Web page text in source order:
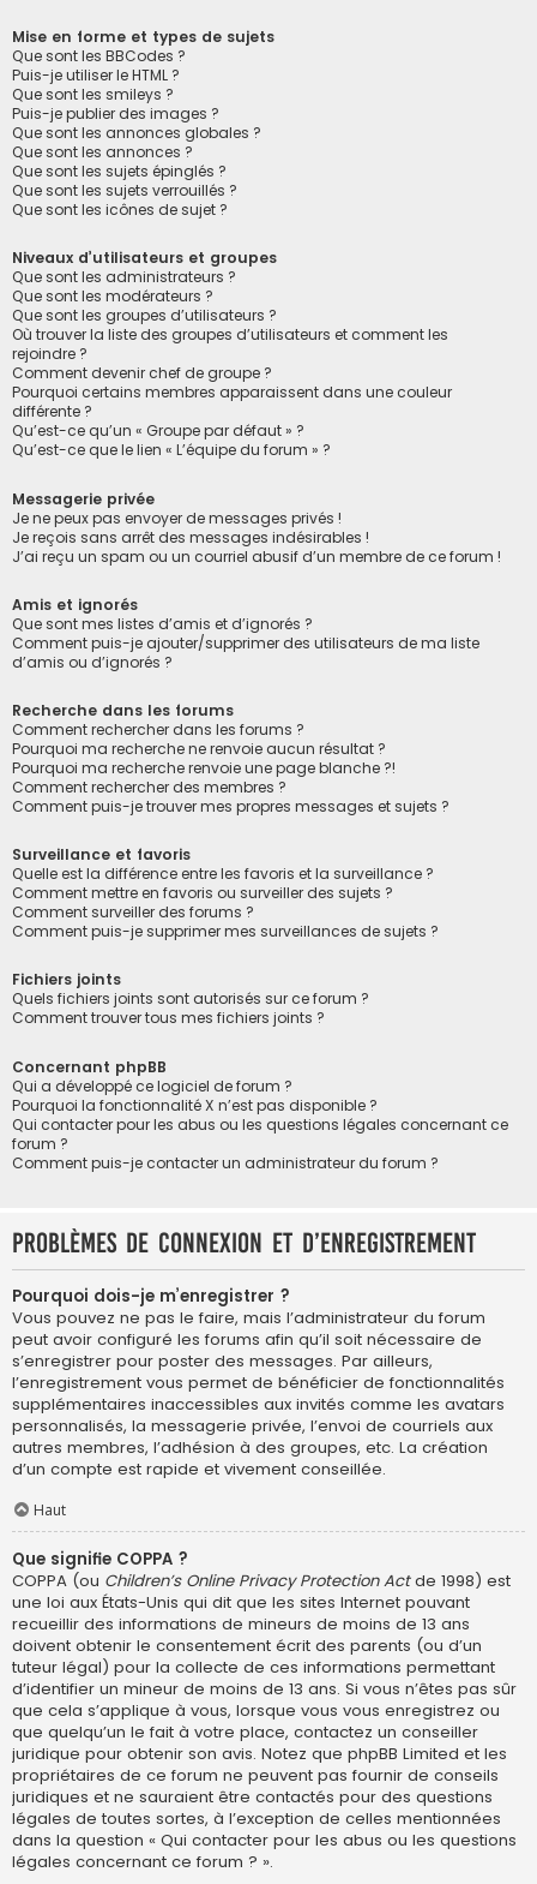
Mise en forme et types de sujets
Que sont les BBCodes ?
Puis-je utiliser le HTML ?
Que sont les smileys ?
Puis-je publier des images ?
Que sont les annonces globales ?
Que sont les annonces ?
Que sont les sujets épinglés ?
Que sont les sujets verrouillés ?
Que sont les icônes de sujet ?
Niveaux d’utilisateurs et groupes
Que sont les administrateurs ?
Que sont les modérateurs ?
Que sont les groupes d’utilisateurs ?
Où trouver la liste des groupes d’utilisateurs et comment les
rejoindre ?
Comment devenir chef de groupe ?
Pourquoi certains membres apparaissent dans une couleur
différente ?
Qu’est-ce qu’un « Groupe par défaut » ?
Qu’est-ce que le lien « L’équipe du forum » ?
Messagerie privée
Je ne peux pas envoyer de messages privés !
Je reçois sans arrêt des messages indésirables !
J’ai reçu un spam ou un courriel abusif d’un membre de ce forum !
Amis et ignorés
Que sont mes listes d’amis et d’ignorés ?
Comment puis-je ajouter/supprimer des utilisateurs de ma liste
d’amis ou d’ignorés ?
Recherche dans les forums
Comment rechercher dans les forums ?
Pourquoi ma recherche ne renvoie aucun résultat ?
Pourquoi ma recherche renvoie une page blanche ?!
Comment rechercher des membres ?
Comment puis-je trouver mes propres messages et sujets ?
Surveillance et favoris
Quelle est la différence entre les favoris et la surveillance ?
Comment mettre en favoris ou surveiller des sujets ?
Comment surveiller des forums ?
Comment puis-je supprimer mes surveillances de sujets ?
Fichiers joints
Quels fichiers joints sont autorisés sur ce forum ?
Comment trouver tous mes fichiers joints ?
Concernant phpBB
Qui a développé ce logiciel de forum ?
Pourquoi la fonctionnalité X n’est pas disponible ?
Qui contacter pour les abus ou les questions légales concernant ce
forum ?
Comment puis-je contacter un administrateur du forum ?
Problèmes de connexion et d’enregistrement
Pourquoi dois-je m’enregistrer ?
Vous pouvez ne pas le faire, mais l’administrateur du forum
peut avoir configuré les forums afin qu’il soit nécessaire de
s’enregistrer pour poster des messages. Par ailleurs,
l’enregistrement vous permet de bénéficier de fonctionnalités
supplémentaires inaccessibles aux invités comme les avatars
personnalisés, la messagerie privée, l’envoi de courriels aux
autres membres, l’adhésion à des groupes, etc. La création
d’un compte est rapide et vivement conseillée.
Haut
Que signifie COPPA ?
COPPA (ou Children’s Online Privacy Protection Actde 1998) est
une loi aux États-Unis qui dit que les sites Internet pouvant
recueillir des informations de mineurs de moins de 13 ans
doivent obtenir le consentement écrit des parents (ou d’un
tuteur légal) pour la collecte de ces informations permettant
d’identifier un mineur de moins de 13 ans. Si vous n’êtes pas sûr
que cela s’applique à vous, lorsque vous vous enregistrez ou
que quelqu’un le fait à votre place, contactez un conseiller
juridique pour obtenir son avis. Notez que phpBB Limited et les
propriétaires de ce forum ne peuvent pas fournir de conseils
juridiques et ne sauraient être contactés pour des questions
légales de toutes sortes, à l’exception de celles mentionnées
dans la question « Qui contacter pour les abus ou les questions
légales concernant ce forum ? ».